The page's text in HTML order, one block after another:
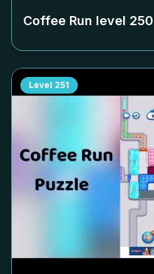
Coffee Run level 250
Level 251